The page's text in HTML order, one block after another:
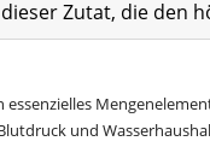
Zutat, die den
essenzielles
und